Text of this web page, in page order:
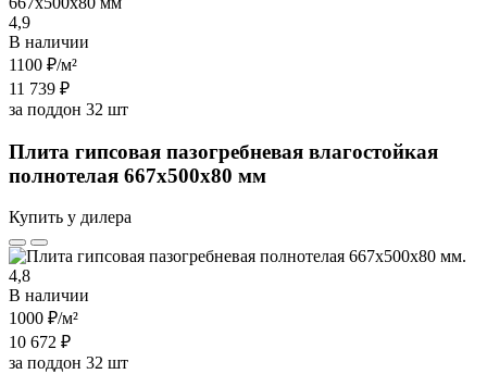
4,9
В наличии
1100 ₽/м²
11 739 ₽
за поддон 32 шт
Плита гипсовая пазогребневая влагостойкая
полнотелая 667х500х80 мм
Купить у дилера
4,8
В наличии
1000 ₽/м²
10 672 ₽
за поддон 32 шт